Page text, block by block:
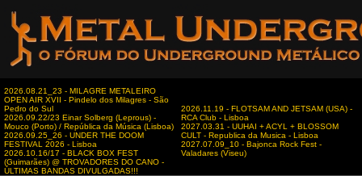
2026.08.21_23 - MILAGRE METALEIRO
OPEN AIR XVII - Pindelo dos Milagres - São
Pedro do Sul
2026.09.22/23 Einar Solberg (Leprous) -
Mouco (Porto) / República da Música (Lisboa)
2026.09.25_26 - UNDER THE DOOM
FESTIVAL 2026 - Lisboa
2026.10.16/17 - BLACK BOX FEST
(Guimarães) @ TROVADORES DO CANO -
ÚLTIMAS BANDAS DIVULGADAS!!!
2026.11.19 - FLOTSAM AND JETSAM (USA) -
RCA Club - Lisboa
2027.03.31 - UUHAI + ACYL + BLOSSOM
CULT - Republica da Musica - Lisboa
2027.07.09_10 - Bajonca Rock Fest -
Valadares (Viseu)